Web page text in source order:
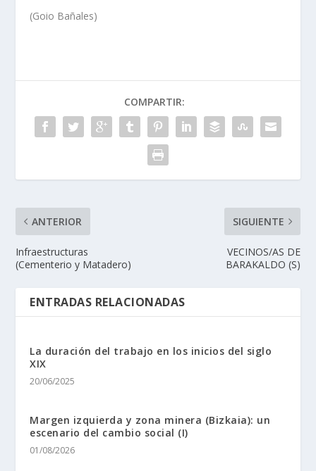
(Goio Bañales)
COMPARTIR:
ANTERIOR
Infraestructuras
(Cementerio y Matadero)
SIGUIENTE
VECINOS/AS DE
BARAKALDO (S)
ENTRADAS RELACIONADAS
La duración del trabajo en los inicios del siglo
XIX
20/06/2025
Margen izquierda y zona minera (Bizkaia): un
escenario del cambio social (I)
01/08/2026